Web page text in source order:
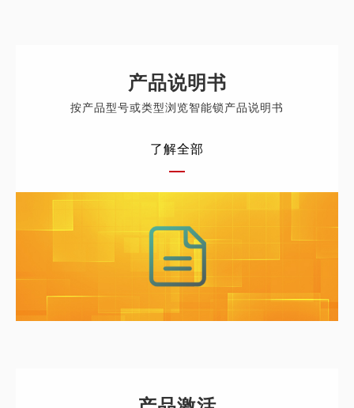
产品说明书
按产品型号或类型浏览智能锁产品说明书
了解全部